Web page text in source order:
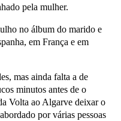
pela mulher.
no álbum do marido e
em França e em
mas ainda falta a de
minutos antes de o
Volta ao Algarve deixar o
por várias pessoas